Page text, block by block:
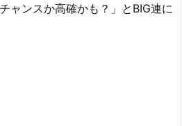
ャンスか高確かも？」とBIG連に